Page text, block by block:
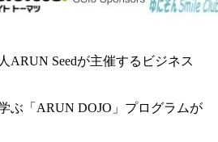
ARUN Seedが主催するビジネス